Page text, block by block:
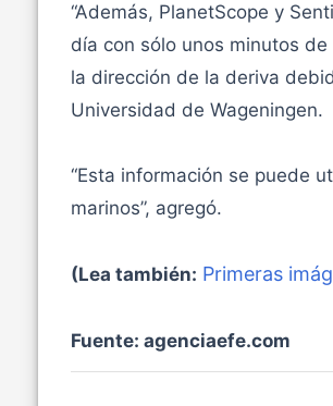
“Además, PlanetScope y
día con sólo unos minutos
la dirección de la deriva
Universidad de Wageningen.
“Esta información se puede
marinos”, agregó.
(Lea también: Primeras
Fuente: agenciaefe.com